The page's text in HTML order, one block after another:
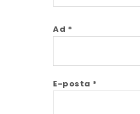
Ad *
E-posta *